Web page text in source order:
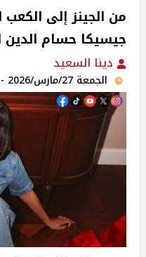
من الجينز إلى
جيسيكا حسام الدين
دينا السعيد
الجمعة 27/مارس/2026 - 12:20 م